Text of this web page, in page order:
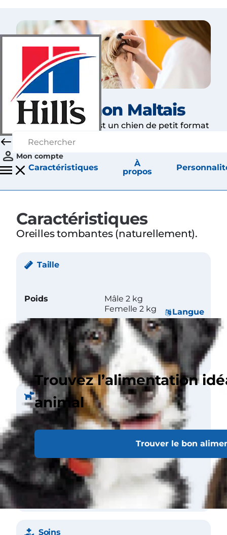
Mon compte
Langue
Trouvez l’alimentation
animal
Trouver le bon
Le Bichon Maltais
Le bichon maltais est un chien de petit format
qui pèse entre deux et trois kilos.
Caractéristiques
À
propos
Caractéristiques
Oreilles tombantes (naturellement).
Taille
Poids
Mâle 2 kg
Femelle 2 kg
Taille (au garrot)
Mâle 25 cm
Femelle 23 cm
Pelage
Longueur Long
Texture Droit
Couleur(s) Blanc.
Soins